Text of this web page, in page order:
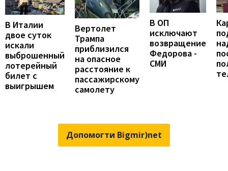
В Италии
двое суток
искали
выброшенный
лотерейный
билет с
выигрышем
Вертолет
Трампа
приблизился
на опасное
расстояние к
пассажирскому
самолету
В ОП
исключают
возвращение
Федорова -
СМИ
Допомогти Bigmir)net